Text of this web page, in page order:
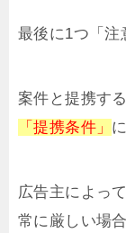
最後に1つ「注
案件と提携す
「提携条件」
広告主によっ
常に厳しい場